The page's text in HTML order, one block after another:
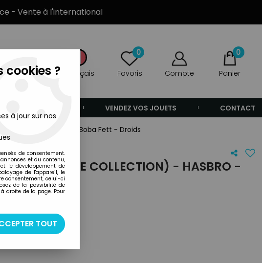
- Vente à l'international
Français
0
Favoris Compte
0
Panier
VENDEZ VOS JOUETS CONTACT
Collection) - Hasbro - Boba Fett - Droids
(THE VINTAGE COLLECTION) - HASBRO -
DROIDS
?
à jour sur nos
de consentement.
et du contenu,
le développement de
de l'appareil, le
consentement, celui-ci
de la possibilité de
droite de la page. Pour
TOUT